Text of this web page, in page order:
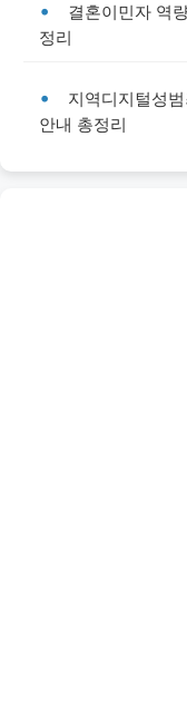
결혼이민자 역
정리
지역디지털성
안내 총정리